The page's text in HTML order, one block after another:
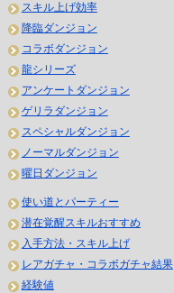
スキル上げ効率
降臨ダンジョン
コラボダンジョン
龍シリーズ
アンケートダンジョン
ゲリラダンジョン
スペシャルダンジョン
ノーマルダンジョン
曜日ダンジョン
使い道とパーティー
潜在覚醒スキルおすすめ
入手方法・スキル上げ
レアガチャ・コラボガチャ結果
経験値